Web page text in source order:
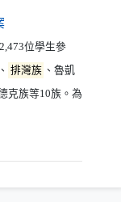
（另開新視窗）
位學生參
排灣族 、魯凱
克族等10族。為